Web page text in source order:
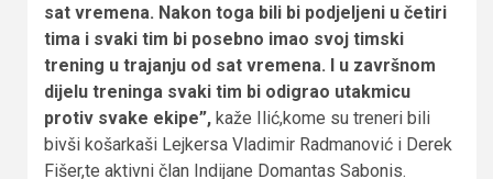
sat vremena. Nakon toga bili bi podjeljeni u četiri
tima i svaki tim bi posebno imao svoj timski
trening u trajanju od sat vremena. I u završnom
dijelu treninga svaki tim bi odigrao utakmicu
protiv svake ekipe”, kaže Ilić,kome su treneri bili
bivši košarkaši Lejkersa Vladimir Radmanović i Derek
Fišer,te aktivni član Indijane Domantas Sabonis.